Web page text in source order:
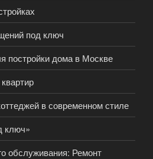
под ключ
постройки дома в Москве
в современном стиле
ключ»
обслуживания: Ремонт